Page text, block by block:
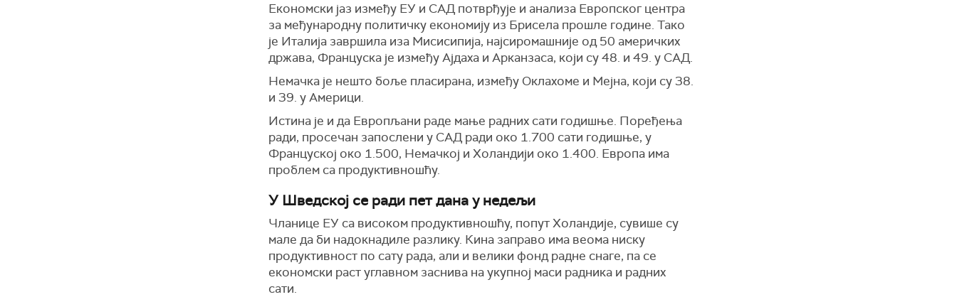
Економски јаз између ЕУ и САД потврђује и анализа Европског центра
за међународну политичку економију из Брисела прошле године. Тако
је Италија завршила иза Мисисипија, најсиромашније од 50 америчких
држава, Француска је између Ајдаха и Арканзаса, који су 48. и 49. у САД.
Немачка је нешто боље пласирана, између Оклахоме и Мејна, који су 38.
и 39. у Америци.
Истина је и да Европљани раде мање радних сати годишње. Поређења
ради, просечан запослени у САД ради око 1.700 сати годишње, у
Француској око 1.500, Немачкој и Холандији око 1.400. Европа има
проблем са продуктивношћу.
У Шведској се ради пет дана у недељи
Чланице ЕУ са високом продуктивношћу, попут Холандије, сувише су
мале да би надокнадиле разлику. Кина заправо има веома ниску
продуктивност по сату рада, али и велики фонд радне снаге, па се
економски раст углавном заснива на укупној маси радника и радних
сати.